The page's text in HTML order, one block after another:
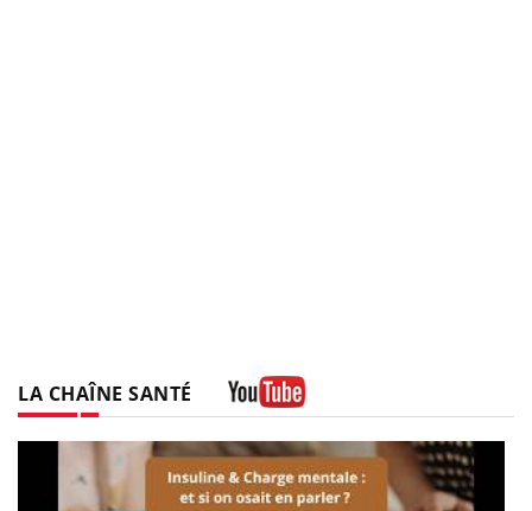
LA CHAÎNE SANTÉ